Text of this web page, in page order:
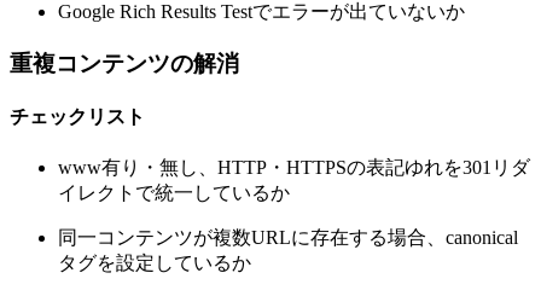
Google Rich Results Testでエラーが出ていないか
重複コンテンツの解消
チェックリスト
www有り・無し、HTTP・HTTPSの表記ゆれを301リダ
イレクトで統一しているか
同一コンテンツが複数URLに存在する場合、canonical
タグを設定しているか